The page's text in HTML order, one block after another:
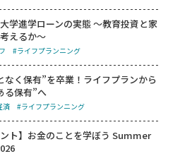
学進学ローンの実態 ～教育投資と家
えるか～
#ライフプランニング
なく保有”を卒業！ライフプランから
る保有”へ
済 #ライフプランニング
ント】お金のことを学ぼう Summer